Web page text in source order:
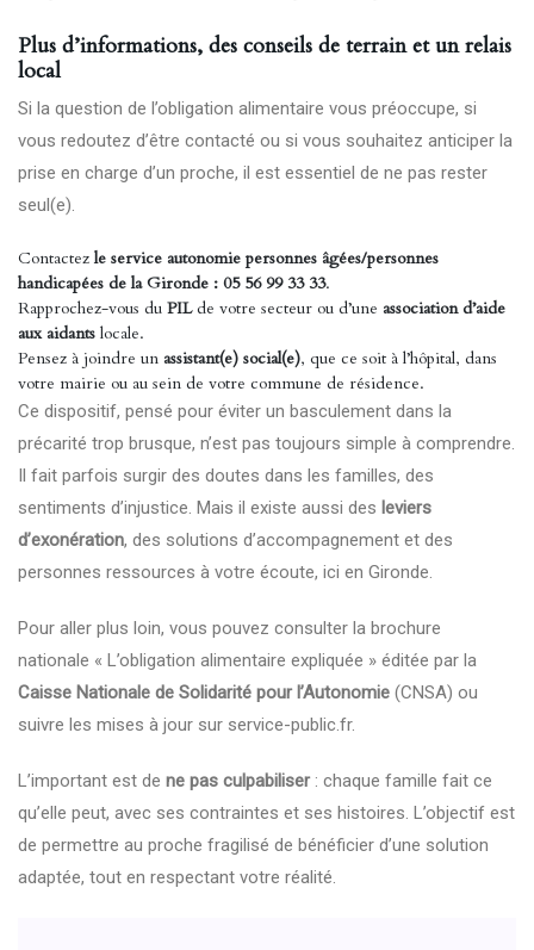
Plus d’informations, des conseils de terrain et un relais
local
Si la question de l’obligation alimentaire vous préoccupe, si
vous redoutez d’être contacté ou si vous souhaitez anticiper la
prise en charge d’un proche, il est essentiel de ne pas rester
seul(e).
Contactez le service autonomie personnes âgées/personnes
handicapées de la Gironde : 05 56 99 33 33.
Rapprochez-vous du PILde votre secteur ou d’une association d’aide
aux aidants locale.
Pensez à joindre un assistant(e) social(e), que ce soit à l’hôpital, dans
votre mairie ou au sein de votre commune de résidence.
Ce dispositif, pensé pour éviter un basculement dans la
précarité trop brusque, n’est pas toujours simple à comprendre.
Il fait parfois surgir des doutes dans les familles, des
sentiments d’injustice. Mais il existe aussi des leviers
d’exonération, des solutions d’accompagnement et des
personnes ressources à votre écoute, ici en Gironde.
Pour aller plus loin, vous pouvez consulter la brochure
nationale « L’obligation alimentaire expliquée » éditée par la
Caisse Nationale de Solidarité pour l’Autonomie (CNSA) ou
suivre les mises à jour sur service-public.fr.
L’important est de ne pas culpabiliser: chaque famille fait ce
qu’elle peut, avec ses contraintes et ses histoires. L’objectif est
de permettre au proche fragilisé de bénéficier d’une solution
adaptée, tout en respectant votre réalité.